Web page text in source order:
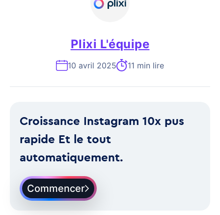
Plixi L'équipe
10 avril 2025 11 min lire
Croissance Instagram 10x pus
rapide Et le tout
automatiquement.
Commencer